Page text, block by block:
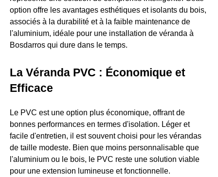
option offre les avantages esthétiques et isolants du bois,
associés à la durabilité et à la faible maintenance de
l'aluminium, idéale pour une installation de véranda à
Bosdarros qui dure dans le temps.
La Véranda PVC : Économique et
Efficace
Le PVC est une option plus économique, offrant de
bonnes performances en termes d'isolation. Léger et
facile d'entretien, il est souvent choisi pour les vérandas
de taille modeste. Bien que moins personnalisable que
l'aluminium ou le bois, le PVC reste une solution viable
pour une extension lumineuse et fonctionnelle.